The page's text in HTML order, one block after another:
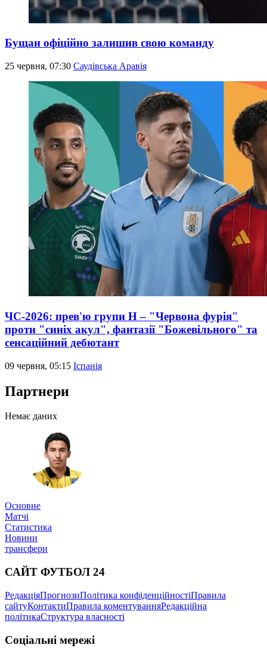
Бущан офіційно залишив свою команду
25 червня, 07:30 Саудівська Аравія
ЧС-2026: прев'ю групи Н – "Червона фурія"
проти "синіх акул", фантазії "Божевільного" та
сенсаційний дебютант
09 червня, 05:15 Іспанія
Партнери
Немає даних
Основне
Матчі
Статистика
Новини
трансфери
САЙТ ФУТБОЛ 24
РедакціяПрогнозиПолітика конфіденційностіПравила
сайтуКонтактиПравила коментуванняРедакційна
політикаСтруктура власності
Соціальні мережі